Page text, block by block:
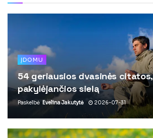
ĮDOMU
54 geriausios dvasinės citatos,
pakylėjančios sielą
Paskelbė Evelina Jakutytė 2026-07-31